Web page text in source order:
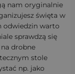
nam oryginalnie
święta w
odwiedzin warto
sprawdzą się
drobne
stole
np. jako